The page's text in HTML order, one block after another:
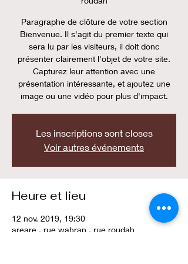
Paragraphe de clôture de votre section
Bienvenue. Il s'agit du premier texte qui
sera lu par les visiteurs, il doit donc
présenter clairement l'objet de votre site.
Capturez leur attention avec une
présentation intéressante, et ajoutez une
image ou une vidéo pour plus d'impact.
Les inscriptions sont closes
Voir autres événements
Heure et lieu
12 nov. 2019, 19:30
areare . rue wahran . rue roudah